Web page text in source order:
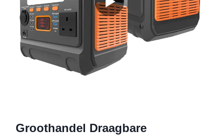
Groothandel Draagbare